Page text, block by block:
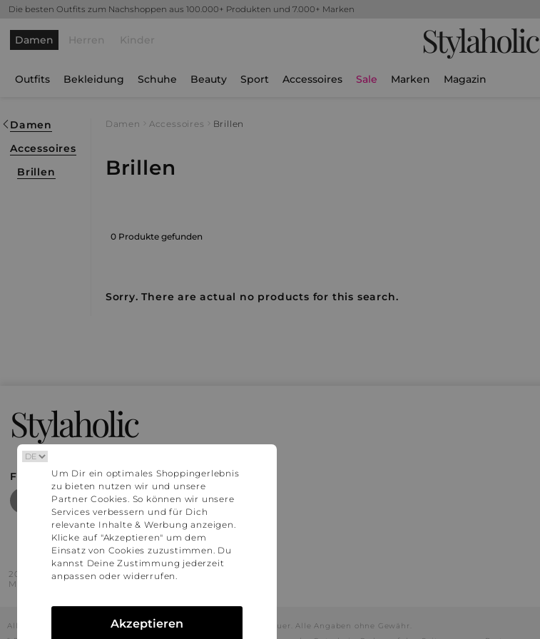
Die besten Outfits zum Nachshoppen aus 100.000+ Produkten und 7.000+ Marken
Damen Herren Kinder Stylaholic
Outfits Bekleidung Schuhe Beauty Sport Accessoires Sale Marken Magazin
Damen
Accessoires
Brillen
Damen Accessoires Brillen
Brillen
0 Produkte gefunden
Sorry. There are actual no products for this search.
Stylaholic
FIND MORE INSPIRATION
2016 - 2026 © Stylaholic.
Made for you with love in munich.
Alle Preise inkl. der jeweils geltenden gesetzlichen Mehrwertsteuer. Alle Angaben ohne Gewähr.
Um Dir ein optimales Shoppingerlebnis
zu bieten nutzen wir und unsere
Partner Cookies. So können wir unsere
Services verbessern und für Dich
relevante Inhalte & Werbung anzeigen.
Klicke auf "Akzeptieren" um dem
Einsatz von Cookies zuzustimmen. Du
kannst Deine Zustimmung jederzeit
anpassen oder widerrufen.
Akzeptieren